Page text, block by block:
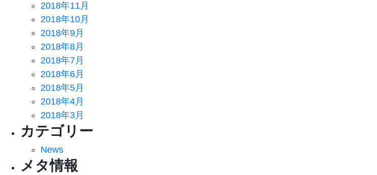
2018年11月
2018年10月
2018年9月
2018年8月
2018年7月
2018年6月
2018年5月
2018年4月
2018年3月
カテゴリー
News
メタ情報